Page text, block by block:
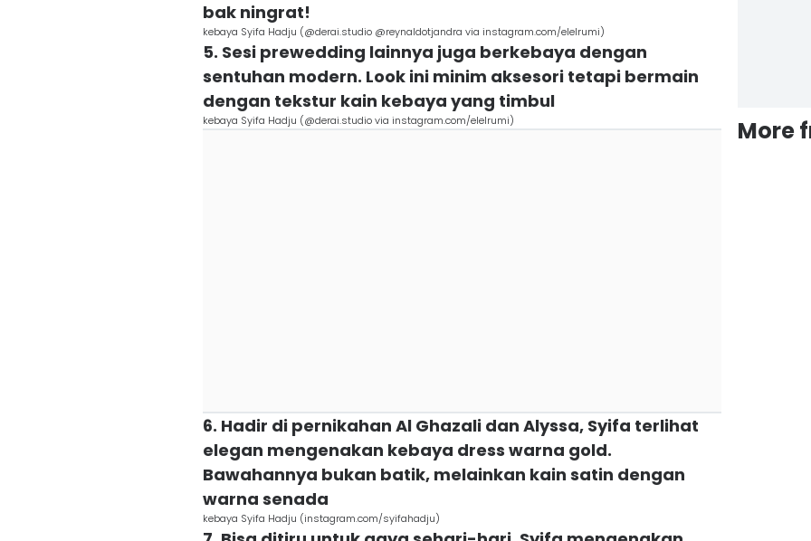
bak ningrat!
kebaya Syifa Hadju (@derai.studio @reynaldotjandra via instagram.com/elelrumi)
5. Sesi prewedding lainnya juga berkebaya dengan
sentuhan modern. Look ini minim aksesori tetapi bermain
dengan tekstur kain kebaya yang timbul
kebaya Syifa Hadju (@derai.studio via instagram.com/elelrumi)
6. Hadir di pernikahan Al Ghazali dan Alyssa, Syifa terlihat
elegan mengenakan kebaya dress warna gold.
Bawahannya bukan batik, melainkan kain satin dengan
warna senada
kebaya Syifa Hadju (instagram.com/syifahadju)
More